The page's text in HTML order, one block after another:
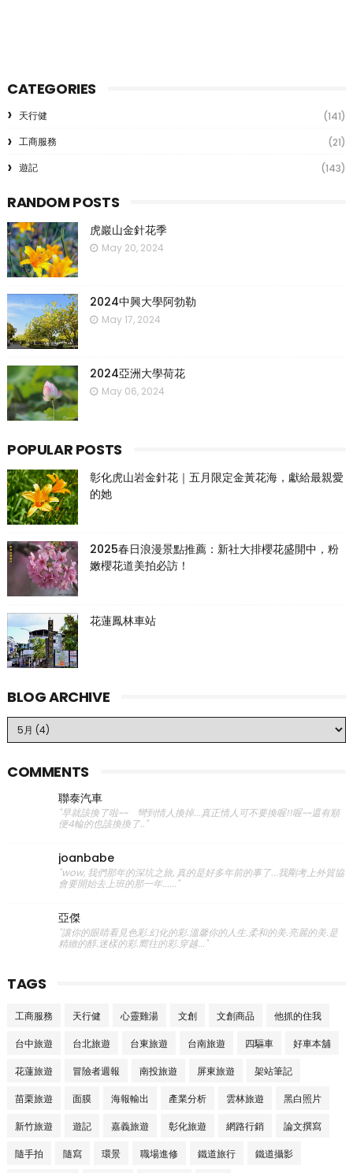
CATEGORIES
天行健
(141)
工商服務
(21)
遊記
(143)
RANDOM POSTS
虎巖山金針花季
May 20, 2024
2024中興大學阿勃勒
May 17, 2024
2024亞洲大學荷花
May 06, 2024
POPULAR POSTS
彰化虎山岩金針花｜五月限定金黃花海，獻給最親愛
的她
2025春日浪漫景點推薦：新社大排櫻花盛開中，粉
嫩櫻花道美拍必訪！
花蓮鳳林車站
BLOG ARCHIVE
COMMENTS
聯泰汽車
"早就該換了啦~~ 彎到情人換掉...真正情人可不要換喔!!喔~~還有順
便4輪的也該換換了.."
joanbabe
"wow, 我們那年的深坑之旅, 真的是好多年前的事了...我剛考上外貿協
會要開始去上班的那一年......"
亞傑
"讓你的眼睛看見色彩.幻化的彩.溫馨你的人生.柔和的美.亮麗的美.是
精緻的醇.迷樣的彩.嚮往的彩.穿越..."
TAGS
工商服務 天行健 心靈雞湯 文創 文創商品 他抓的住我
台中旅遊 台北旅遊 台東旅遊 台南旅遊 四驅車 好車本舖
花蓮旅遊 冒險者週報 南投旅遊 屏東旅遊 架站筆記
苗栗旅遊 面膜 海報輸出 產業分析 雲林旅遊 黑白照片
新竹旅遊 遊記 嘉義旅遊 彰化旅遊 網路行銷 論文撰寫
隨手拍 隨寫 環景 職場進修 鐵道旅行 鐵道攝影